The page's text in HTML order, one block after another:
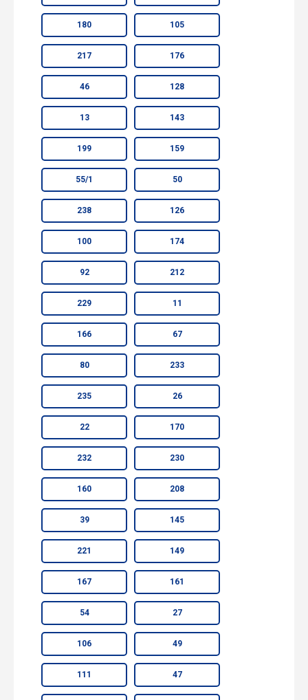
180 105
217 176
46 128
13 143
199 159
55/1 50
238 126
100 174
92 212
229 11
166 67
80 233
235 26
22 170
232 230
160 208
39 145
221 149
167 161
54 27
106 49
111 47